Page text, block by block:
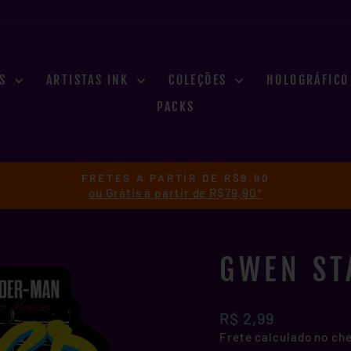
ARTISTAS INK COLEÇÕES HOLOGRÁFICO
PACKS
slideshow
FRETES A PARTIR DE R$9,90
ou Grátis a partir de R$79,90*
GWEN
Preço
normal
R$ 2,99
Frete calculado no